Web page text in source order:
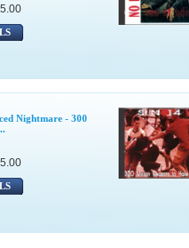
Nightmare - 300